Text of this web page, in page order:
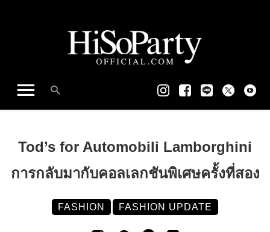
Tod’s for Automobili Lamborghini
การกลับมากับคอลเลกชันพิเศษครั้งที่สอง
FASHION FASHION UPDATE